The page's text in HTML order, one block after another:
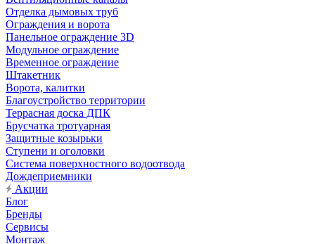
Отделка дымовых труб
Ограждения и ворота
Панельное ограждение 3D
Модульное ограждение
Временное ограждение
Штакетник
Ворота, калитки
Благоустройство территории
Террасная доска ДПК
Брусчатка тротуарная
Защитные козырьки
Ступени и оголовки
Система поверхностного водоотвода
Дождеприемники
Акции
Блог
Бренды
Сервисы
Монтаж